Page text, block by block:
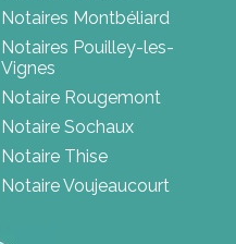
Notaires Montbéliard
Notaires Pouilley-les-
Vignes
Notaire Rougemont
Notaire Sochaux
Notaire Thise
Notaire Voujeaucourt